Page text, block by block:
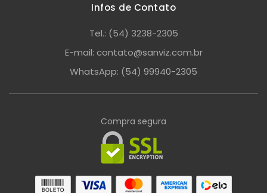
Infos de Contato
Tel.: (54) 3238-2305
E-mail: contato@sanviz.com.br
WhatsApp: (54) 99940-2305
Compra segura